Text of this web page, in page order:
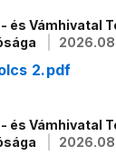
és Vámhivatal
2.pdf
és Vámhivatal